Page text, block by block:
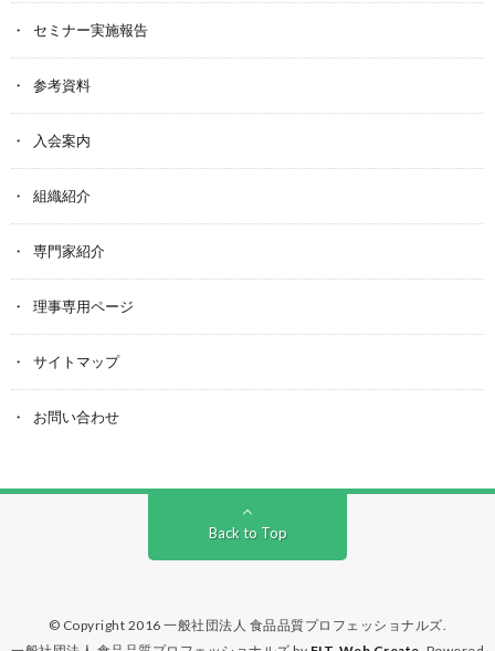
セミナー実施報告
参考資料
入会案内
組織紹介
専門家紹介
理事専用ページ
サイトマップ
お問い合わせ
Back to Top
© Copyright 2016一般社団法人 食品品質プロフェッショナルズ.